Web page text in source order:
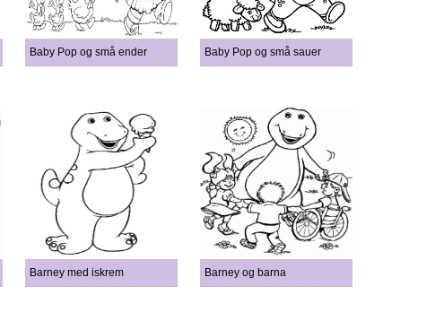
Baby Pop og små ender Baby Pop og små sauer
Barney med iskrem Barney og barna